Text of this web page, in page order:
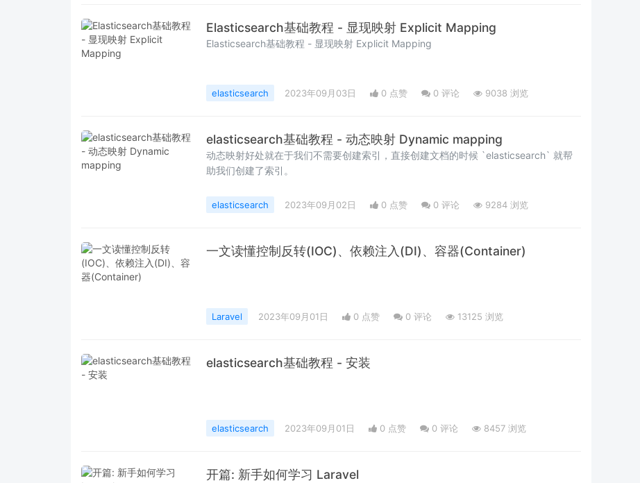
Elasticsearch基础教程 - 显现映射 Explicit Mapping
Elasticsearch基础教程 - 显现映射 Explicit Mapping
elasticsearch 2023年09月03日 0 点赞 0 评论 9038 浏览
elasticsearch基础教程 - 动态映射 Dynamic mapping
动态映射好处就在于我们不需要创建索引，直接创建文档的时候 `elasticsearch` 就帮
助我们创建了索引。
elasticsearch 2023年09月02日 0 点赞 0 评论 9284 浏览
一文读懂控制反转(IOC)、依赖注入(DI)、容器(Container)
Laravel 2023年09月01日 0 点赞 0 评论 13125 浏览
elasticsearch基础教程 - 安装
elasticsearch 2023年09月01日 0 点赞 0 评论 8457 浏览
开篇: 新手如何学习 Laravel